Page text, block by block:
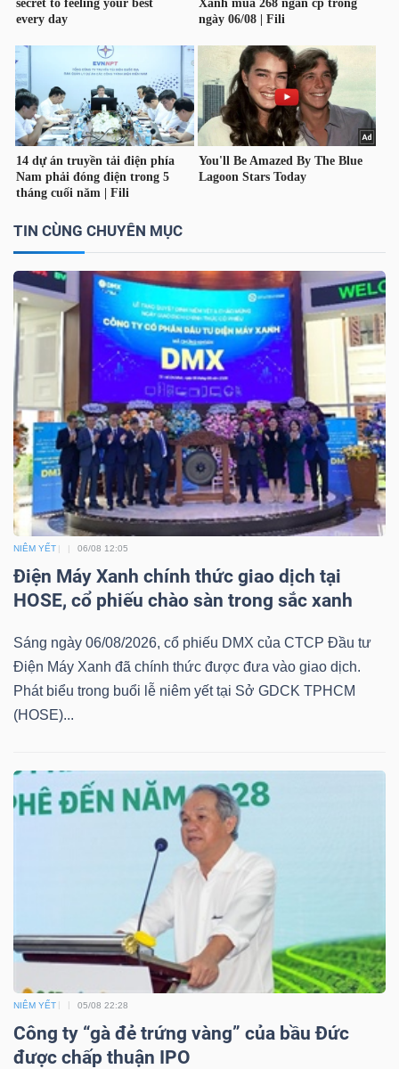
TIN CÙNG CHUYÊN MỤC
NIÊM YẾT 06/08 12:05
Điện Máy Xanh chính thức giao dịch tại
HOSE, cổ phiếu chào sàn trong sắc xanh
Sáng ngày 06/08/2026, cổ phiếu DMX của CTCP Đầu tư
Điện Máy Xanh đã chính thức được đưa vào giao dịch.
Phát biểu trong buổi lễ niêm yết tại Sở GDCK TPHCM
(HOSE)...
NIÊM YẾT 05/08 22:28
Công ty “gà đẻ trứng vàng” của bầu Đức
được chấp thuận IPO
ĐÔNG
TÀI
CHÍNH
CÁ
NHÂN
PHÂN
TÍCH
VIETSTOCKFINANCE
VĨ
MÔ
NGÀNH
NGHIỆP
TRÁI
CÔNG